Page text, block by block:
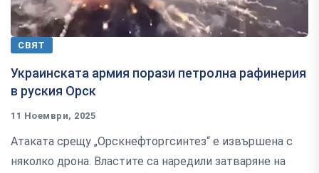
СВЯТ
Украинската армия порази петролна рафинерия
в руския Орск
11 Ноември, 2025
Атаката срещу „Орскнефторгсинтез“ е извършена с
няколко дрона. Властите са наредили затваряне на